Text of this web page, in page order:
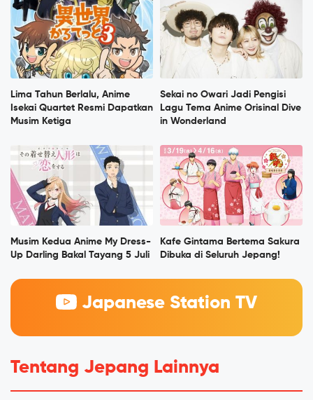
Lima Tahun Berlalu, Anime
Isekai Quartet Resmi Dapatkan
Musim Ketiga
Sekai no Owari Jadi Pengisi
Lagu Tema Anime Orisinal Dive
in Wonderland
Musim Kedua Anime My Dress-
Up Darling Bakal Tayang 5 Juli
Kafe Gintama Bertema Sakura
Dibuka di Seluruh Jepang!
Japanese Station TV
Tentang Jepang Lainnya